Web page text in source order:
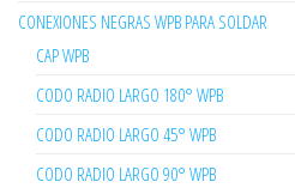
CONEXIONES NEGRAS WPB PARA SOLDAR
CAP WPB
CODO RADIO LARGO 180° WPB
CODO RADIO LARGO 45° WPB
CODO RADIO LARGO 90° WPB